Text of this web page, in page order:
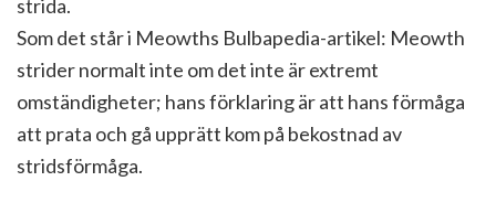
strida.
Som det står i Meowths Bulbapedia-artikel: Meowth
strider normalt inte om det inte är extremt
omständigheter; hans förklaring är att hans förmåga
att prata och gå upprätt kom på bekostnad av
stridsförmåga.